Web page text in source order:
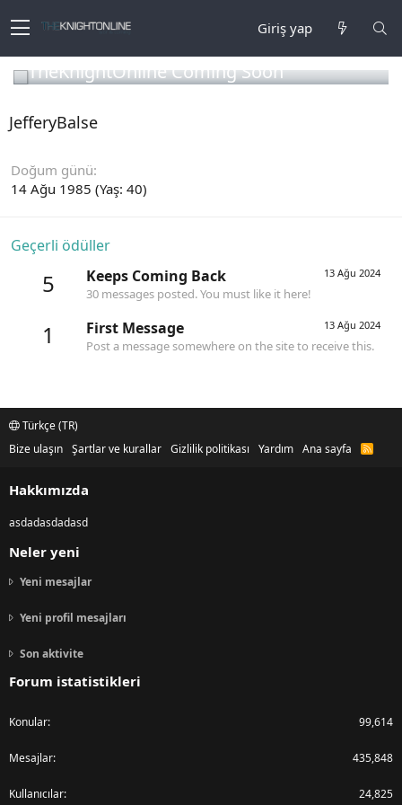
Giriş yap
TheKnightOnline Coming Soon
JefferyBalse
Doğum günü
14 Ağu 1985 (Yaş: 40)
Geçerli ödüller
5 13 Ağu 2024
Keeps Coming Back
30 messages posted. You must like it here!
1 13 Ağu 2024
First Message
Post a message somewhere on the site to receive this.
Türkçe (TR)
Bize ulaşın Şartlar ve kurallar Gizlilik politikası Yardım Ana sayfa
R
Hakkımızda
asdadasdadasd
Neler yeni
Yeni mesajlar
Yeni profil mesajları
Son aktivite
Forum istatistikleri
Konular 99,614
Mesajlar 435,848
Kullanıcılar 24,825